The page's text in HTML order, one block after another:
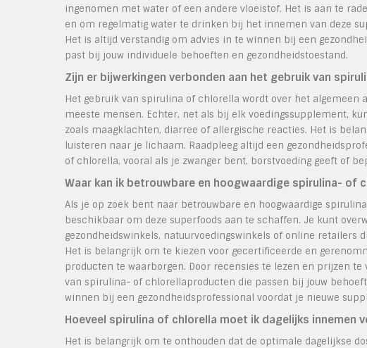
ingenomen met water of een andere vloeistof. Het is aan te
en om regelmatig water te drinken bij het innemen van deze
Het is altijd verstandig om advies in te winnen bij een
past bij jouw individuele behoeften en gezondheidstoestand.
Zijn er bijwerkingen verbonden aan het gebruik van
Het gebruik van spirulina of chlorella wordt over het algemeen
meeste mensen. Echter, net als bij elk voedingssupplement,
zoals maagklachten, diarree of allergische reacties. Het is
luisteren naar je lichaam. Raadpleeg altijd een
of chlorella, vooral als je zwanger bent, borstvoeding geeft of
Waar kan ik betrouwbare en hoogwaardige spirulina- of
Als je op zoek bent naar betrouwbare en hoogwaardige
beschikbaar om deze superfoods aan te schaffen. Je kunt
gezondheidswinkels, natuurvoedingswinkels of online
Het is belangrijk om te kiezen voor gecertificeerde en
producten te waarborgen. Door recensies te lezen en prijzen
van spirulina- of chlorellaproducten die passen bij jouw
winnen bij een gezondheidsprofessional voordat je nieuwe
Hoeveel spirulina of chlorella moet ik dagelijks innemen
Het is belangrijk om te onthouden dat de optimale dagelijkse